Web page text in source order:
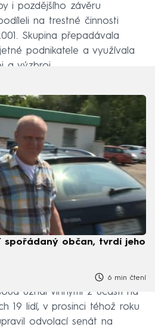
i pozdějšího závěru
na trestné činnosti
Skupina přepadávala
podnikatele a využívala
a výzbroj.
spořádaný občan, tvrdí jeho
6 min čtení
uznal vinnými z účasti na
19 lidí, v prosinci téhož roku
odvolací senát na